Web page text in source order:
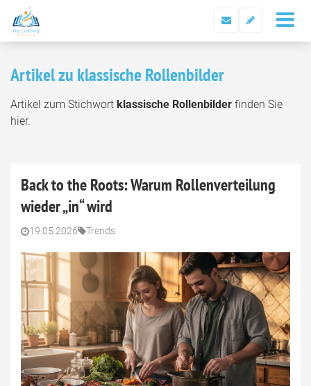
Artikel zu klassische Rollenbilder
Artikel zum Stichwort klassische Rollenbilder finden Sie
hier.
Back to the Roots: Warum Rollenverteilung
wieder „in“ wird
19.05.2026 Trends